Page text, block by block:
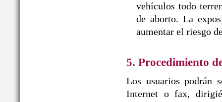
vehículos todo
de aborto. La
aumentar el riesgo
5. Procedimiento
Los usuarios podrán
Internet o fax,